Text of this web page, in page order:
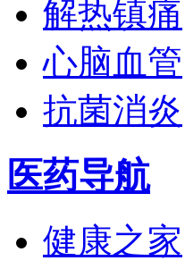
解热镇痛
心脑血管
抗菌消炎
医药导航
健康之家